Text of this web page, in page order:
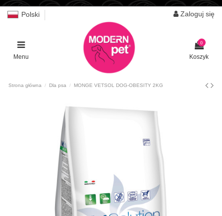
Polski Zaloguj się
Menu
0
Koszyk
Strona główna Dla psa MONGE VETSOL DOG-OBESITY 2KG